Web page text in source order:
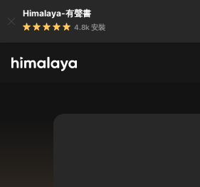
Himalaya-有聲書
4.8k 安裝